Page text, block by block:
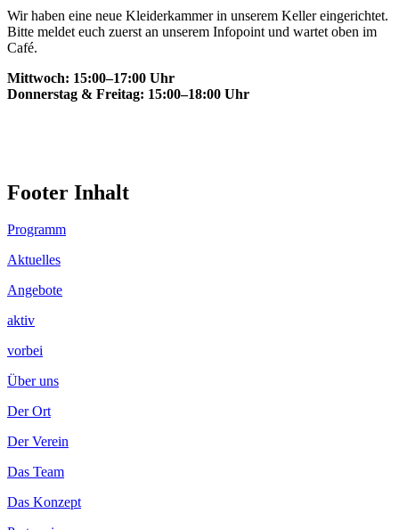
Wir haben eine neue Kleiderkammer in unserem Keller eingerichtet.
Bitte meldet euch zuerst an unserem Infopoint und wartet oben im
Café.
Mittwoch: 15:00–17:00 Uhr
Donnerstag & Freitag: 15:00–18:00 Uhr
Footer Inhalt
Programm
Aktuelles
Angebote
aktiv
vorbei
Über uns
Der Ort
Der Verein
Das Team
Das Konzept